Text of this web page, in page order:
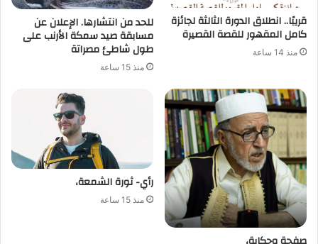
قريبًا.. انطلاق الدورة الثالثة لجائزة
كامل المقهور للقصة القصيرة
منذ 14 ساعة
للحد من انتشارها. الإعلان عن
مسابقة صيد سمكة الأرنب على
طول شاطئ مصراتة
منذ 15 ساعة
رأي- ثورة الشمعة،
منذ 15 ساعة